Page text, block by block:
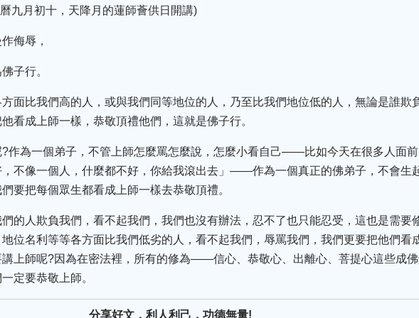
九月初十，天降月的蓮師薈供日開講)
侮辱，
子行。
面比我們高的人，或與我們同等地位的人，乃至比我們地位低的人，無論是誰欺
看成上師一樣，恭敬頂禮他們，這就是佛子行。
作為一個弟子，不管上師怎麼罵怎麼說，怎麼小看自己——比如今天在很多人面
不像一個人，什麼都不好，你給我滾出去」——作為一個真正的佛弟子，不會生
要把每個眾生都看成上師一樣去恭敬頂禮。
的人欺負我們，看不起我們，我們也沒有辦法，忍不了也只能忍受，這也是需要
位名利等等各方面比我們低劣的人，看不起我們，辱罵我們，我們更要把他們看
上師呢?因為在密法裡，所有的修為——信心、恭敬心、出離心、菩提心這些成
定要恭敬上師。
分享好文，利人利己，功德無量!